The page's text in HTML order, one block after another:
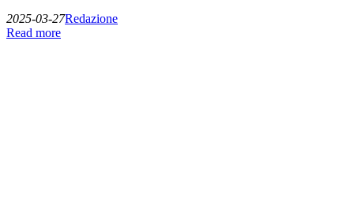
2025-03-27Redazione
Read more